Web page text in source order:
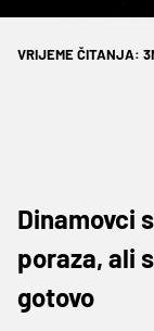
VRIJEME ČITANJA:
Dinamovci
poraza, ali
gotovo